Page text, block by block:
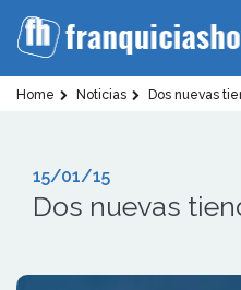
Home Noticias Dos nuevas
15/01/15
Dos nuevas